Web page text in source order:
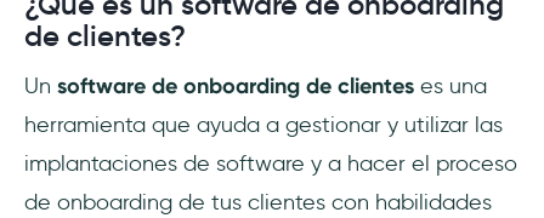
de clientes?
Un software de onboarding de clientes es una
herramienta que ayuda a gestionar y utilizar las
implantaciones de software y a hacer el proceso
de onboarding de tus clientes con habilidades